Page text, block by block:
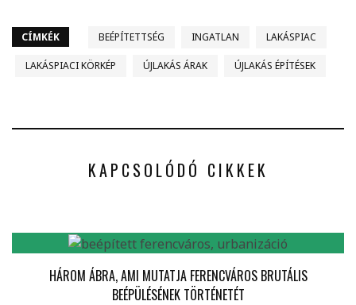
CÍMKÉK BEÉPÍTETTSÉG INGATLAN LAKÁSPIAC
LAKÁSPIACI KÖRKÉP ÚJLAKÁS ÁRAK ÚJLAKÁS ÉPÍTÉSEK
KAPCSOLÓDÓ CIKKEK
HÁROM ÁBRA, AMI MUTATJA FERENCVÁROS BRUTÁLIS
BEÉPÜLÉSÉNEK TÖRTÉNETÉT